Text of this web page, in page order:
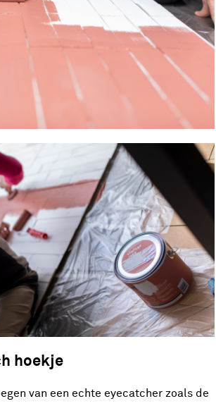
hoekje
van een echte eyecatcher zoals de